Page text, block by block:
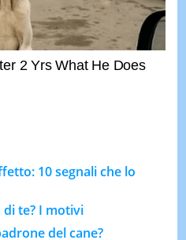
10 segnali che lo
te? I motivi
del cane?